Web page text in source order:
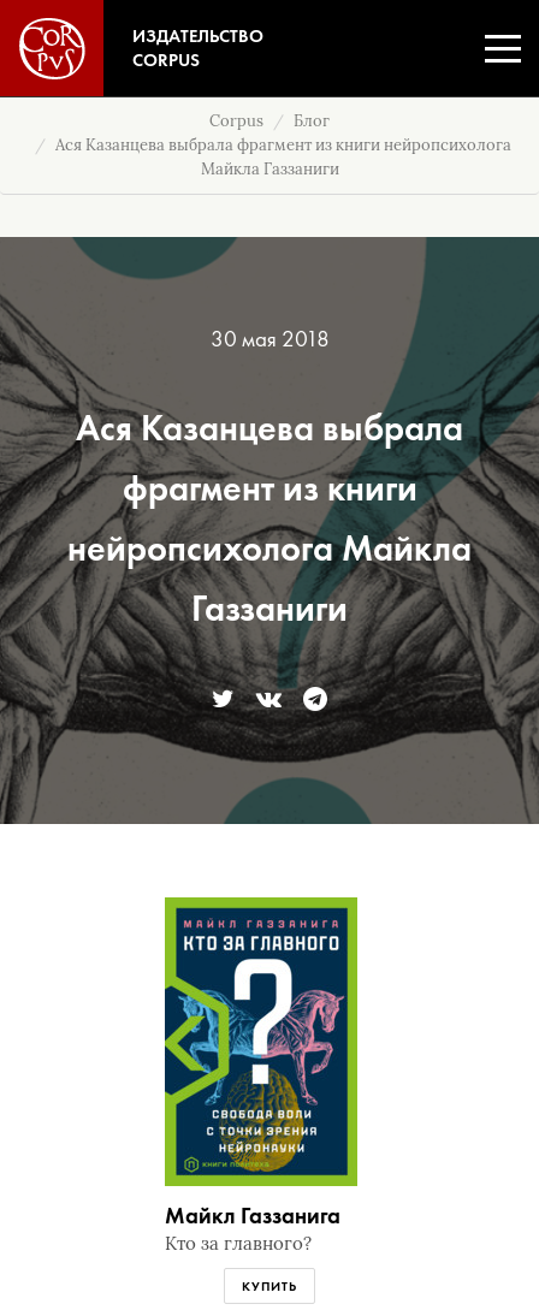
ИЗДАТЕЛЬСТВО
CORPUS
Corpus
Блог
Ася Казанцева выбрала фрагмент из книги нейропсихолога
Майкла Газзаниги
30 мая 2018
Ася Казанцева выбрала
фрагмент из книги
нейропсихолога Майкла
Газзаниги
Майкл Газзанига
Кто за главного?
КУПИТЬ